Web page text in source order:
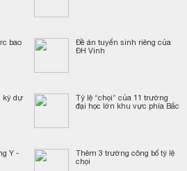
bao
Đề án tuyển sinh riêng của
ĐH Vinh
ký dự
Tỷ lệ “chọi” của 11 trường
đại học lớn khu vực phía Bắc
Y -
Thêm 3 trường công bố tỷ lệ
chọi